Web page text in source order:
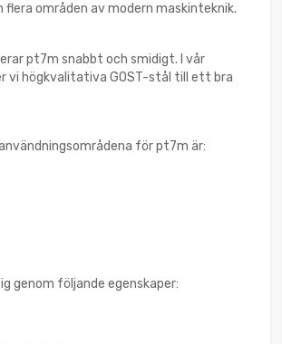
områden av modern maskinteknik.
pt7m snabbt och smidigt. I vår
vi högkvalitativa GOST-stål till ett bra
för pt7m är:
genom följande egenskaper: